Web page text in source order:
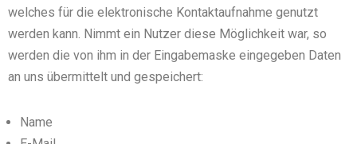
welches für die elektronische Kontaktaufnahme genutzt
werden kann. Nimmt ein Nutzer diese Möglichkeit war, so
werden die von ihm in der Eingabemaske eingegeben Daten
an uns übermittelt und gespeichert:
Name